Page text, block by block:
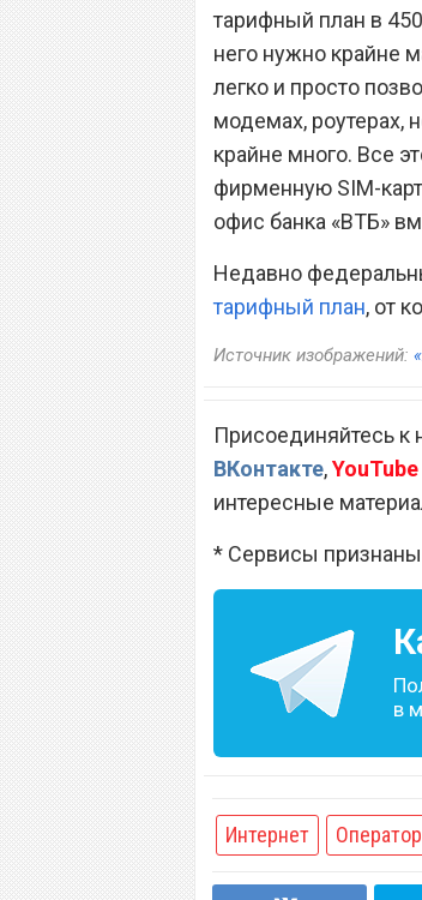
тарифный план в
него нужно крайне
легко и просто
модемах, роутерах,
крайне много. Все
фирменную SIM-
офис банка «ВТБ»
Недавно
тарифный план, от
Источник изображений:
Присоединяйтесь к
ВКонтакте,YouTube
интересные
* Сервисы
в
Интернет